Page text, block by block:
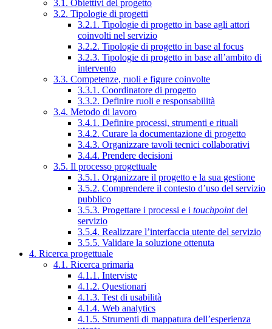
3.1. Obiettivi del progetto
3.2. Tipologie di progetti
3.2.1. Tipologie di progetto in base agli attori
coinvolti nel servizio
3.2.2. Tipologie di progetto in base al focus
3.2.3. Tipologie di progetto in base all’ambito di
intervento
3.3. Competenze, ruoli e figure coinvolte
3.3.1. Coordinatore di progetto
3.3.2. Definire ruoli e responsabilità
3.4. Metodo di lavoro
3.4.1. Definire processi, strumenti e rituali
3.4.2. Curare la documentazione di progetto
3.4.3. Organizzare tavoli tecnici collaborativi
3.4.4. Prendere decisioni
3.5. Il processo progettuale
3.5.1. Organizzare il progetto e la sua gestione
3.5.2. Comprendere il contesto d’uso del servizio
pubblico
3.5.3. Progettare i processi e i touchpointdel
servizio
3.5.4. Realizzare l’interfaccia utente del servizio
3.5.5. Validare la soluzione ottenuta
4. Ricerca progettuale
4.1. Ricerca primaria
4.1.1. Interviste
4.1.2. Questionari
4.1.3. Test di usabilità
4.1.4. Web analytics
4.1.5. Strumenti di mappatura dell’esperienza